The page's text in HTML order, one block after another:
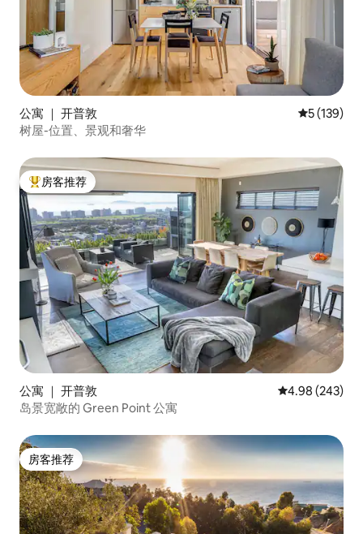
公寓 ｜ 开普敦 平均评分 5
5 (139)
树屋-位置、景观和奢华
热门「房客推荐」
房客推荐
公寓 ｜ 开普敦 平均评分 4.98
4.98 (243)
岛景宽敞的 Green Point 公寓
房客推荐
房客推荐